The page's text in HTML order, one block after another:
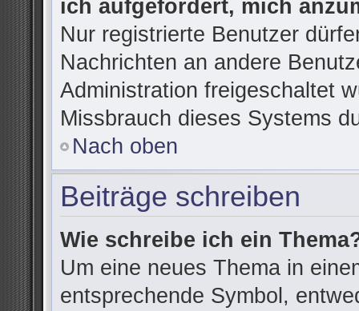
ich aufgefordert, mich
Nur registrierte Benutzer
Nachrichten an andere
Administration freigeschaltet
Missbrauch dieses Systems
Nach oben
Beiträge schreiben
Wie schreibe ich ein
Um eine neues Thema in
entsprechende Symbol,